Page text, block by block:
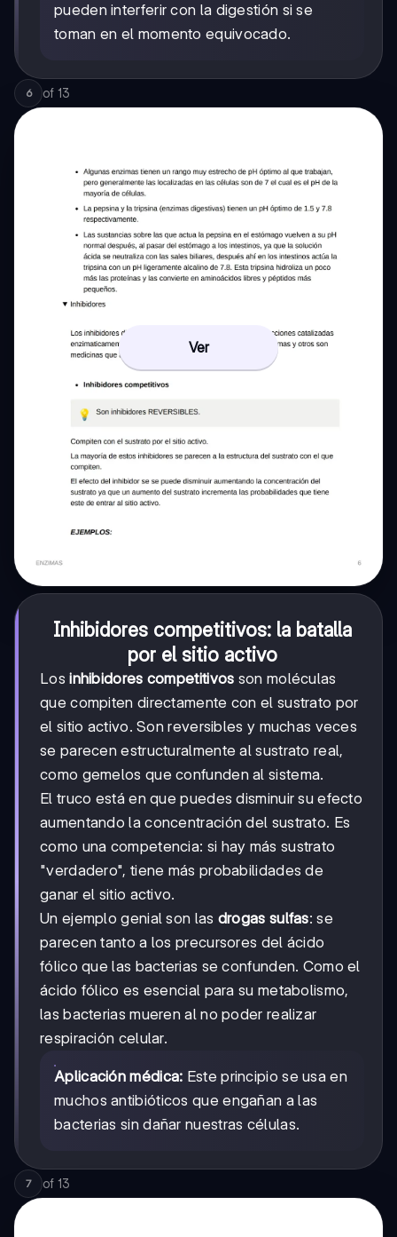
pueden interferir con la digestión si se
toman en el momento equivocado.
6 of 13
Ver
Inhibidores competitivos: la batalla
por el sitio activo
Losinhibidores competitivos son moléculas
que compiten directamente con el sustrato por
el sitio activo. Son reversibles y muchas veces
se parecen estructuralmente al sustrato real,
como gemelos que confunden al sistema.
El truco está en que puedes disminuir su efecto
aumentando la concentración del sustrato. Es
como una competencia: si hay más sustrato
"verdadero", tiene más probabilidades de
ganar el sitio activo.
Un ejemplo genial son las drogas sulfas: se
parecen tanto a los precursores del ácido
fólico que las bacterias se confunden. Como el
ácido fólico es esencial para su metabolismo,
las bacterias mueren al no poder realizar
respiración celular.
Aplicación médica: Este principio se usa en
muchos antibióticos que engañan a las
bacterias sin dañar nuestras células.
7 of 13